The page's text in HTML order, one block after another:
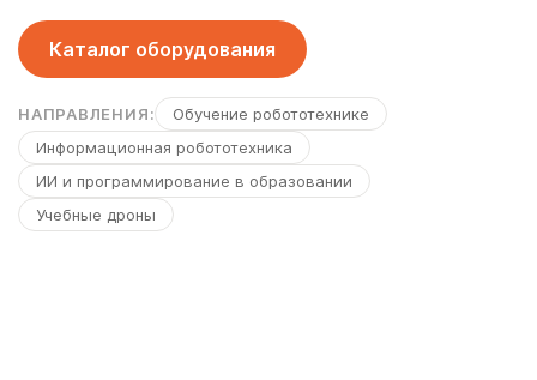
Каталог оборудования
НАПРАВЛЕНИЯ:
Обучение робототехнике
Информационная робототехника
ИИ и программирование в образовании
Учебные дроны